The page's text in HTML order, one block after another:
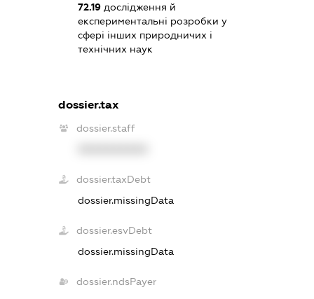
72.19дослідження й
експериментальні розробки у
сфері інших природничих і
технічних наук
dossier.tax
dossier.staff
dossier.taxDebt
dossier.missingData
dossier.esvDebt
dossier.missingData
dossier.ndsPayer